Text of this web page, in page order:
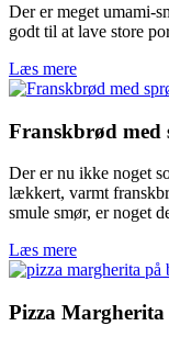
Der er meget umami-
godt til at lave store
Læs mere
Franskbrød med
Der er nu ikke noget
lækkert, varmt
smule smør, er noget
Læs mere
Pizza Margherita